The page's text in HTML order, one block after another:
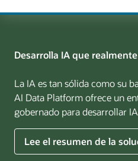
Desarrolla IA que
La IA es tan sólida como su
AI Data Platform ofrece un
gobernado para desarrollar
Lee el resumen de la
sobre
Build